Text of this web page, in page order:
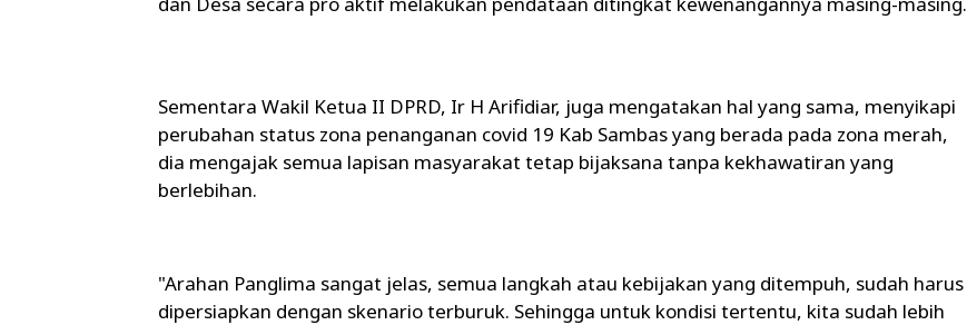
Sementara Wakil Ketua II DPRD, Ir H Arifidiar, juga mengatakan hal yang sama, menyikapi
perubahan status zona penanganan covid 19 Kab Sambas yang berada pada zona merah,
dia mengajak semua lapisan masyarakat tetap bijaksana tanpa kekhawatiran yang
berlebihan.
"Arahan Panglima sangat jelas, semua langkah atau kebijakan yang ditempuh, sudah harus
dipersiapkan dengan skenario terburuk. Sehingga untuk kondisi tertentu, kita sudah lebih